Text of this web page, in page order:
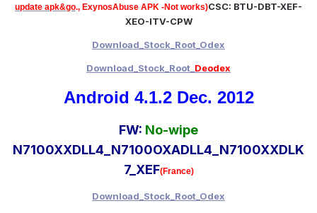
update apk&go., ExynosAbuse APK -Not works)CSC: BTU-DBT-XEF-
XEO-ITV-CPW
Download_Stock_Root_Odex
Download_Stock_Root_ Deodex
Android 4.1.2 Dec. 2012
FW: No-wipe
N7100XXDLL4_N7100OXADLL4_N7100XXDLK
7_XEF(France)
Download_Stock_Root_Odex